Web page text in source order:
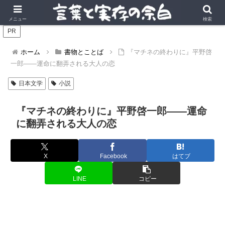
言葉の風景に、実存の深みを。
PR
ホーム 書物とことば
『マチネの終わりに』平野啓
一郎――運命に翻弄される大人の恋
日本文学 小説
『マチネの終わりに』平野啓一郎――運命
に翻弄される大人の恋
X Facebook はてブ
LINE コピー
メニュー 検索